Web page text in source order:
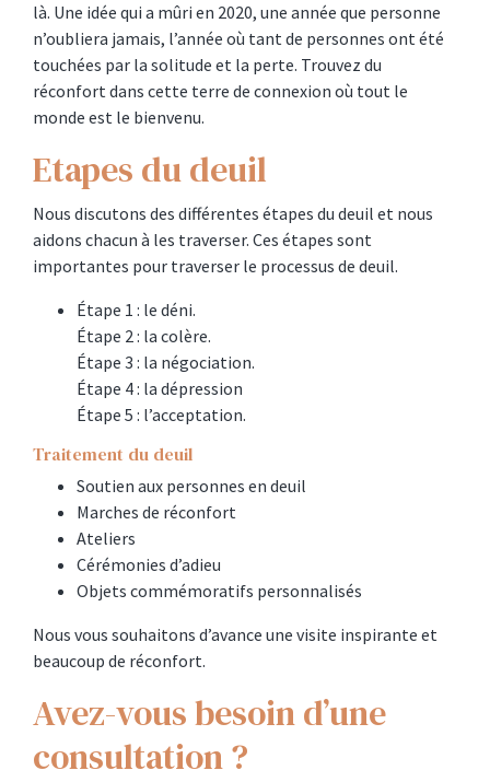
là. Une idée qui a mûri en 2020, une année que personne
n’oubliera jamais, l’année où tant de personnes ont été
touchées par la solitude et la perte. Trouvez du
réconfort dans cette terre de connexion où tout le
monde est le bienvenu.
Etapes du deuil
Nous discutons des différentes étapes du deuil et nous
aidons chacun à les traverser. Ces étapes sont
importantes pour traverser le processus de deuil.
Étape 1 : le déni.
Étape 2 : la colère.
Étape 3 : la négociation.
Étape 4 : la dépression
Étape 5 : l’acceptation.
Traitement du deuil
Soutien aux personnes en deuil
Marches de réconfort
Ateliers
Cérémonies d’adieu
Objets commémoratifs personnalisés
Nous vous souhaitons d’avance une visite inspirante et
beaucoup de réconfort.
Avez-vous besoin d’une
consultation ?